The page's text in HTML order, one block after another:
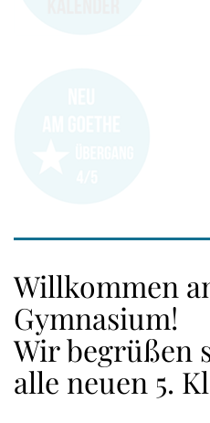
Willkommen
Gymnasium!
Wir begrüßen
alle neuen 5.